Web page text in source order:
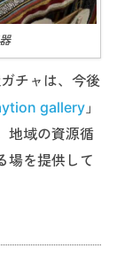
チャは、今後
gallery 」
地域の資源循
場を提供して